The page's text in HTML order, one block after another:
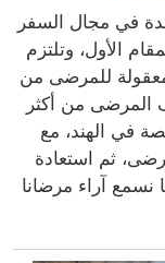
في مجال السفر
الأول، وتلتزم
معقولة للمرضى من
المرضى من أكثر
في الهند، مع
ثم استعادة
نسمع آراء مرضانا